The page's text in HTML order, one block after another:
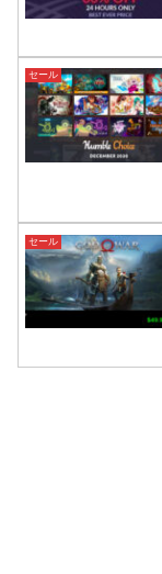
セール
セール